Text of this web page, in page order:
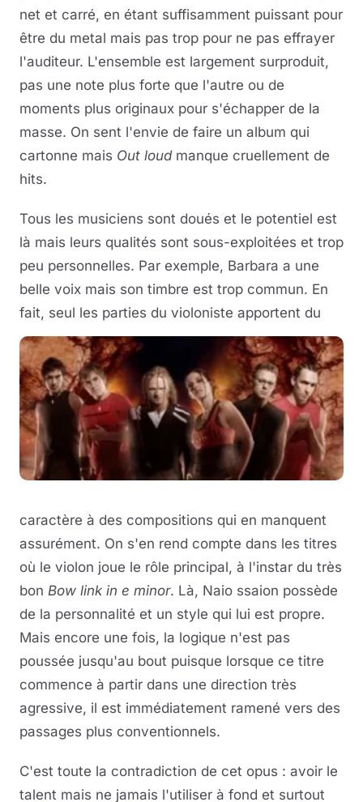
net et carré, en étant suffisamment puissant pour
être du metal mais pas trop pour ne pas effrayer
l'auditeur. L'ensemble est largement surproduit,
pas une note plus forte que l'autre ou de
moments plus originaux pour s'échapper de la
masse. On sent l'envie de faire un album qui
cartonne mais Out loudmanque cruellement de
hits.
Tous les musiciens sont doués et le potentiel est
là mais leurs qualités sont sous-exploitées et trop
peu personnelles. Par exemple, Barbara a une
belle voix mais son timbre est trop commun. En
fait, seul les parties du violoniste apportent du
caractère à des compositions qui en manquent
assurément. On s'en rend compte dans les titres
où le violon joue le rôle principal, à l'instar du très
bon Bow link in e minor. Là, Naio ssaion possède
de la personnalité et un style qui lui est propre.
Mais encore une fois, la logique n'est pas
poussée jusqu'au bout puisque lorsque ce titre
commence à partir dans une direction très
agressive, il est immédiatement ramené vers des
passages plus conventionnels.
C'est toute la contradiction de cet opus : avoir le
talent mais ne jamais l'utiliser à fond et surtout